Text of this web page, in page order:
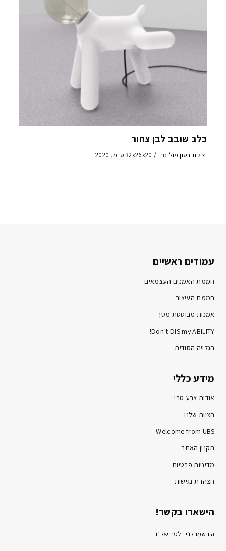
כלב שובב לבן צחור
יציקת בטון פולימרי / 32x26x20 ס"מ, 2020
עמודים ראשיים
חממת האמנים העצמאים
חממת העיצוב
אמנות מבוססת מסך
Don’t DIS my ABILITY!
הגלויה הסודית
מידע כללי
אודות צבע טרי
הצוות שלנו
Welcome from UBS
תקנון האתר
מדיניות פרטיות
הצהרת נגישות
הישארו בקשר!
הירשמו לניוזלטר שלנו: